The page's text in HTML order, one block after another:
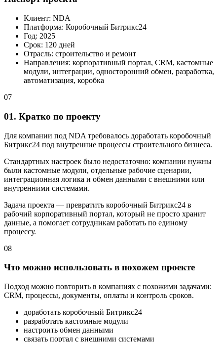
Клиент: NDA
Платформа: Коробочный Битрикс24
Год: 2025
Срок: 120 дней
Отрасль: строительство и ремонт
Направления: корпоративный портал, CRM, кастомные
модули, интеграции, односторонний обмен, разработка,
автоматизация, коробка
07
01. Кратко по проекту
Для компании под NDA требовалось доработать коробочный
Битрикс24 под внутренние процессы строительного бизнеса.
Стандартных настроек было недостаточно: компании нужны
были кастомные модули, отдельные рабочие сценарии,
интеграционная логика и обмен данными с внешними или
внутренними системами.
Задача проекта — превратить коробочный Битрикс24 в
рабочий корпоративный портал, который не просто хранит
данные, а помогает сотрудникам работать по единому
процессу.
08
Что можно использовать в похожем проекте
Подход можно повторить в компаниях с похожими задачами:
CRM, процессы, документы, оплаты и контроль сроков.
доработать коробочный Битрикс24
разработать кастомные модули
настроить обмен данными
связать портал с внешними системами